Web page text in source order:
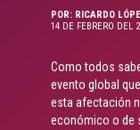
POR: RICARDO
14 DE FEBRERO DEL
Como todos
evento global
esta afectación
económico o de